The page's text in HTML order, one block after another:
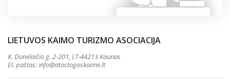
LIETUVOS KAIMO TURIZMO ASOCIACIJA
K. Donelaičio g. 2-201, LT-44213 Kaunas
El. paštas:info@atostogoskaime.lt